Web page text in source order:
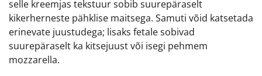
selle kreemjas tekstuur sobib suurepäraselt
kikerherneste pähklise maitsega. Samuti võid katsetada
erinevate juustudega; lisaks fetale sobivad
suurepäraselt ka kitsejuust või isegi pehmem
mozzarella.